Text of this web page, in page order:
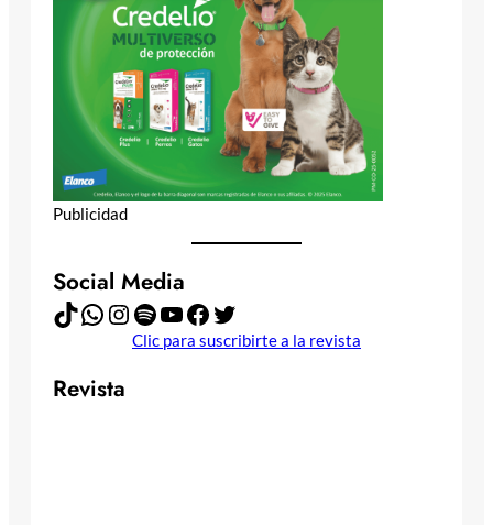
Publicidad
Social Media
TikTok WhatsApp Instagram Spotify YouTube Facebook Twitter
Clic para suscribirte a la revista
Revista